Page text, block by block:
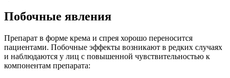
Побочные явления
Препарат в форме крема и спрея хорошо переносится
пациентами. Побочные эффекты возникают в редких случаях
и наблюдаются у лиц с повышенной чувствительностью к
компонентам препарата: